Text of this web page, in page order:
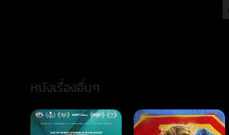
หนังเรื่องอื่นๆ